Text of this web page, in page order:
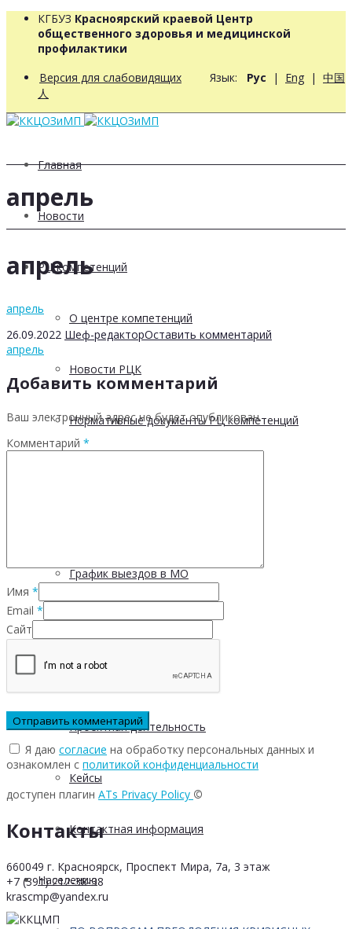
КГБУЗ Красноярский краевой Центр
общественного здоровья и медицинской
профилактики
Версия для слабовидящих Язык: Рус | Eng | 中国
人
Главная
Новости
РЦ компетенций
О центре компетенций
Новости РЦК
Нормативные документы РЦ компетенций
График выездов в МО
Отчетность
Проектная деятельность
Кейсы
Контактная информация
Населению
апрель
апрель
апрель
26.09.2022 Шеф-редакторОставить комментарий
апрель
Добавить комментарий
Ваш электронный адрес не будет опубликован.
Комментарий *
Имя *
Email *
Сайт
Я даю согласие на обработку персональных данных и
ознакомлен с политикой конфиденциальности
доступен плагин ATs Privacy Policy ©
Контакты
660049 г. Красноярск, Проспект Мира, 7а, 3 этаж
+7 (391) 212-38-38
krascmp@yandex.ru